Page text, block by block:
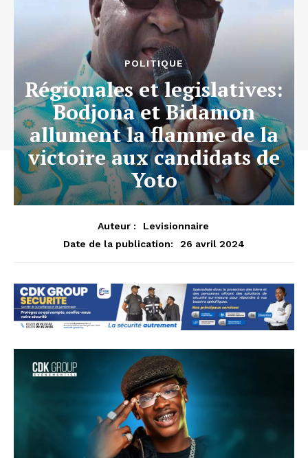
POLITIQUE
Régionales et legislatives:
Bodjona et Bidamon
allument la flamme de la
victoire aux candidats de
Yoto
Auteur :
Levisionnaire
Date de la publication:
26 avril 2024